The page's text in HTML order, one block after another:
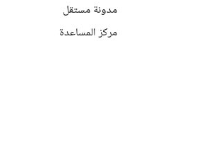
مدونة مستقل
مركز المساعدة